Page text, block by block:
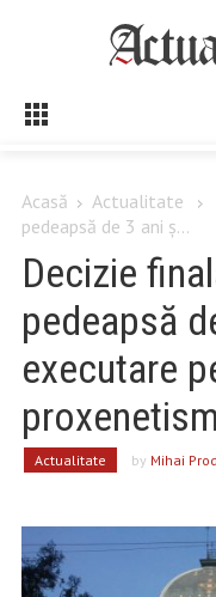
Acasă Actualitate
pedeapsă de 3 ani ș...
Decizie
pedeapsă
executare
Actualitate by Mihai